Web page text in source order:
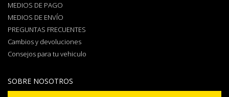
MEDIOS DE PAGO
MEDIOS DE ENVÍO
PREGUNTAS FRECUENTES
Cambios y devoluciones
Consejos para tu vehiculo
SOBRE NOSOTROS